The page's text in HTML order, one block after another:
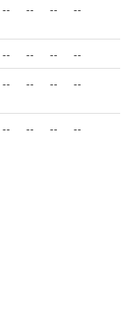
-- -- -- --
-- -- --
--
-- -- -- --
-- -- -- --